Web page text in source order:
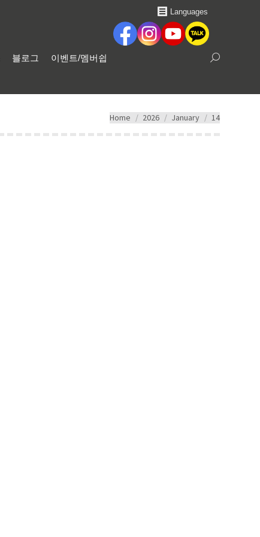
Languages
블로그 이벤트/멤버쉽 Search:
You are here:
Home 2026 January 14